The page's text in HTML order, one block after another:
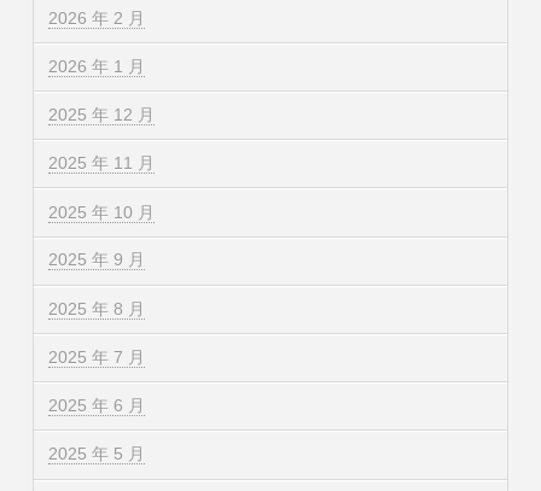
2026 年 2 月
2026 年 1 月
2025 年 12 月
2025 年 11 月
2025 年 10 月
2025 年 9 月
2025 年 8 月
2025 年 7 月
2025 年 6 月
2025 年 5 月